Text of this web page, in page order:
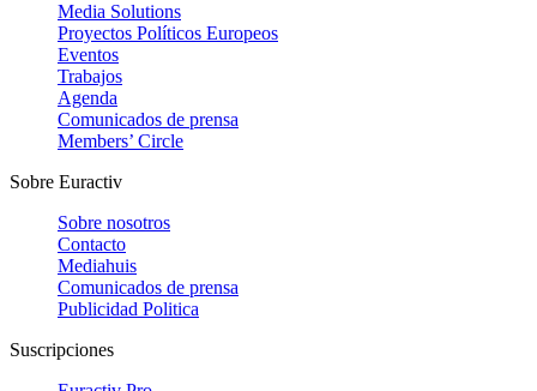
Media Solutions
Proyectos Políticos Europeos
Eventos
Trabajos
Agenda
Comunicados de prensa
Members’ Circle
Sobre Euractiv
Sobre nosotros
Contacto
Mediahuis
Comunicados de prensa
Publicidad Politica
Suscripciones